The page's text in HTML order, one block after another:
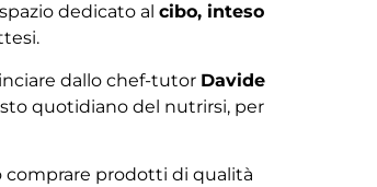
dedicato al cibo, inteso
dallo chef-tutor Davide
quotidiano del nutrirsi, per
comprare prodotti di qualità